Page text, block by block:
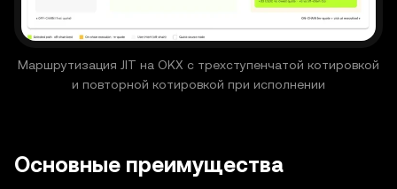
Маршрутизация JIT на OKX с трехступенчатой котировкой
и повторной котировкой при исполнении
Основные преимущества